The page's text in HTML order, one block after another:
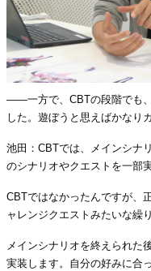
――一方で、CBTの段階でも
した。遊ぼうと思えばかなり
池田：CBTでは、メインシナ
のシナリオやクエストを一部
CBTではなかったんですが、
ャレンジクエストみたいな繰
メインシナリオを終えられた
実装します。自分の好みに合